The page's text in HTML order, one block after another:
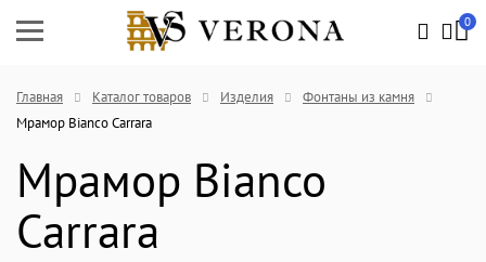
0
Главная Каталог товаров Изделия
Фонтаны из камня
Мрамор Bianco Carrara
Мрамор Bianco
Carrara